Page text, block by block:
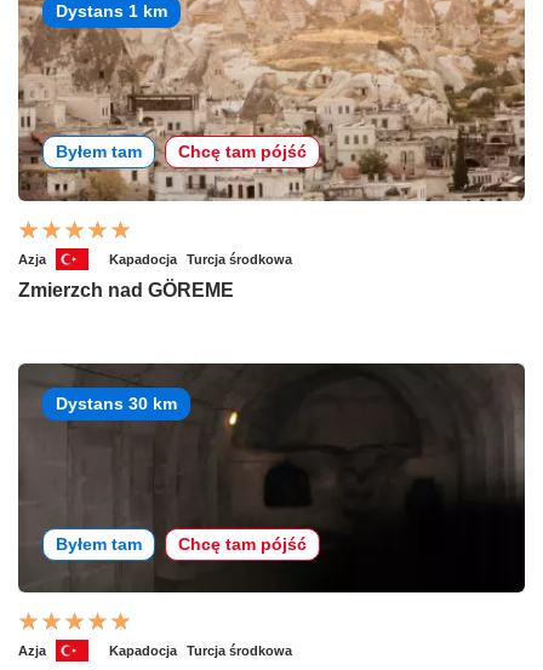
Dystans 1 km
Byłem tam Chcę tam pójść
Azja Kapadocja Turcja środkowa
Zmierzch nad GÖREME
Dystans 30 km
Byłem tam Chcę tam pójść
Azja Kapadocja Turcja środkowa